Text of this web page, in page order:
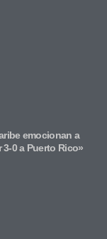
emocionan a
0 a Puerto Rico»